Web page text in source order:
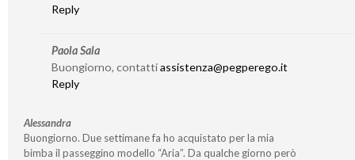
Reply
Paola Sala
Buongiorno, contattiassistenza@pegperego.it
Reply
Alessandra
Buongiorno. Due settimane fa ho acquistato per la mia
bimba il passeggino modello “Aria”. Da qualche giorno però